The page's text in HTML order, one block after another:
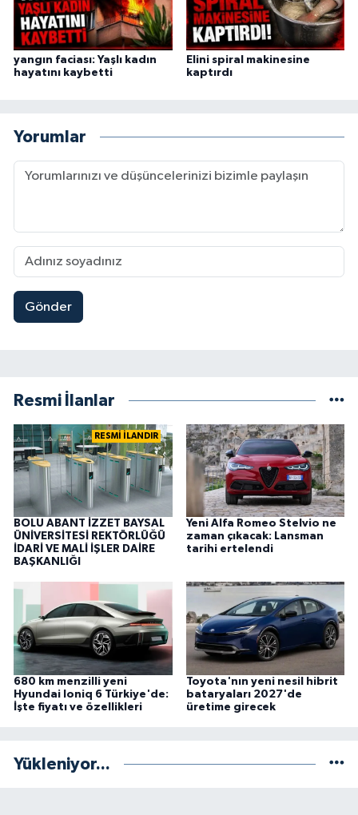
yangın faciası: Yaşlı kadın
hayatını kaybetti
Elini spiral makinesine
kaptırdı
Yorumlar
Gönder
Resmi İlanlar
RESMİ İLANDIR
BOLU ABANT İZZET BAYSAL
ÜNİVERSİTESİ REKTÖRLÜĞÜ
İDARİ VE MALİ İŞLER DAİRE
BAŞKANLIĞI
Yeni Alfa Romeo Stelvio ne
zaman çıkacak: Lansman
tarihi ertelendi
680 km menzilli yeni
Hyundai Ioniq 6 Türkiye'de:
İşte fiyatı ve özellikleri
Toyota'nın yeni nesil hibrit
bataryaları 2027'de
üretime girecek
Yükleniyor...